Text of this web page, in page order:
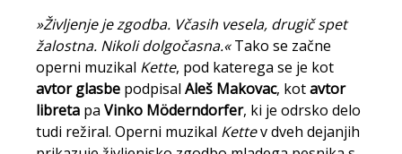
»Življenje je zgodba. Včasih vesela, drugič spet
žalostna. Nikoli dolgočasna.«Tako se začne
operni muzikal Kette, pod katerega se je kot
avtor glasbe podpisal Aleš Makovac, kotavtor
libreta pa Vinko Möderndorfer, ki je odrsko delo
tudi režiral. Operni muzikal Kettev dveh dejanjih